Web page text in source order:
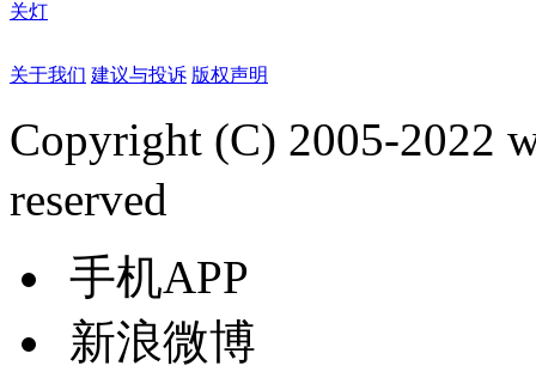
关灯
关于我们 建议与投诉 版权声明
Copyright (C) 2005-2022
reserved
手机APP
新浪微博